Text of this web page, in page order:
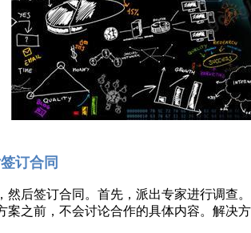
订合同
然后签订合同。首先，派出专家进行调查
案之前，不会讨论合作的具体内容。解决